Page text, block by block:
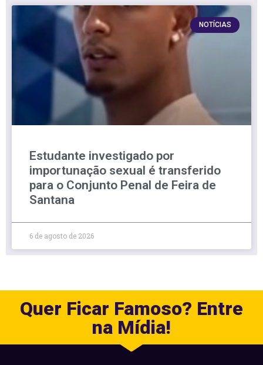
NOTÍCIAS
Estudante investigado por
importunação sexual é transferido
para o Conjunto Penal de Feira de
Santana
6 de agosto de 2026
Quer Ficar Famoso? Entre
na Mídia!